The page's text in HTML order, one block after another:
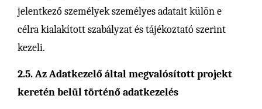
jelentkező személyek személyes adatait külön e
célra kialakított szabályzat és tájékoztató szerint
kezeli.
2.5. Az Adatkezelő által megvalósított projekt
keretén belül történő adatkezelés